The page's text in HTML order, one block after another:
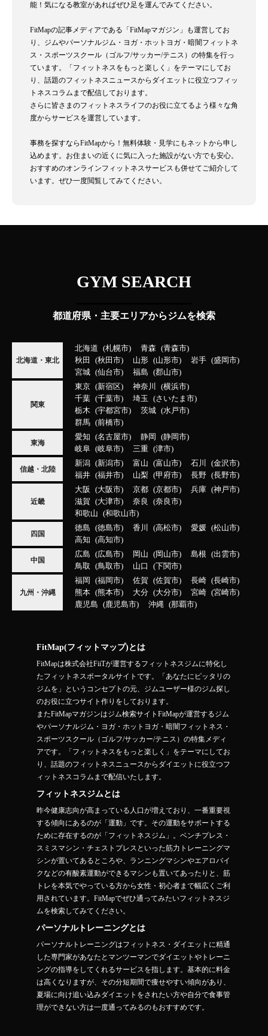
能！気になる教室があればぜひ足を運んでみてください。
FitMapの記事メディアである「FitMapマガジン」も運営してお
り、ジムやパーソナルジム・ヨガ・ホットヨガ・暗闇フィットネ
ス・スポーツスクール（ゴルフ/サッカー/テニス）の特集を行っ
ています。「フィットネスをもっと楽しく」をテーマにしてお
り、話題のフィットネスニュースからダイエットに役立つフィッ
トネスコラムまで配信しております。
さらに皆さまのフィットネスライフのお役に立てるよう様々な角
度からサービスを運営しています。
事務を探すならFitMapから！無料体験・見学にもネットから申し
込めます。お住まいの近くに気に入った施設がない方でも安心。
おすすめのオンラインフィットネスサービスも併せてご紹介して
います。ぜひ一度閲覧してみてください。
GYM SEARCH
都道府県・主要エリアからジムを検索
北海道・東北
北海道 札幌市 青森
青森市
秋田
秋田市 山形 山形市 岩手
盛岡市
宮城
仙台市 福島 郡山市
関東
東京 新宿区 神奈川
横浜市
千葉
千葉市 埼玉
さいたま市
栃木
宇都宮市 茨城
水戸市
群馬
前橋市
東海
愛知 名古屋市 静岡
静岡市
岐阜
岐阜市 三重 津市
信越・北陸
新潟 新潟市 富山 富山市 石川
金沢市
福井
福井市 山梨 甲府市 長野 長野市
近畿
大阪 大阪市 京都 京都市 兵庫
神戸市
滋賀
大津市 奈良
奈良市
和歌山
和歌山市
四国
徳島 徳島市 香川 高松市 愛媛
松山市
高知
高知市
中国
広島 広島市 岡山 岡山市 島根
出雲市
鳥取
鳥取市 山口 下関市
九州・沖縄
福岡 福岡市 佐賀 佐賀市 長崎
長崎市
熊本
熊本市 大分 大分市 宮崎
宮崎市
鹿児島
鹿児島市 沖縄 那覇市
FitMap(フィットマップ)とは
FitMapは株式会社FiiTが運営するフィットネスジムに特化し
たフィットネスポータルサイトです。「あなたにピッタリの
ジムを」というコンセプトの元、ジムユーザー様のジム探し
のお役に立つサイト作りをしております。
またFitMapマガジンはジム検索サイトFitMapが運営するジム
やパーソナルジム・ヨガ・ホットヨガ・暗闇フィットネス・
スポーツスクール（ゴルフ/サッカー/テニス）の特集メディ
アです。「フィットネスをもっと楽しく」をテーマにしてお
り、話題のフィットネスニュースからダイエットに役立つフ
ィットネスコラムまで配信いたします。
フィットネスジムとは
昨今健康志向が高まっている人口が増えており、一番重要視
する傾向にあるのが「運動」です。その運動をサポートする
ために存在するのが「フィットネスジム」。ベンチプレス・
スミスマシン・チェストプレスといった筋力トレーニングマ
シンが置いてあるところや、ランニングマシンやエアロバイ
クなどの有酸素運動ができるマシンも置いてあったりと、筋
トレを本気でやっている方から女性・初心者まで幅広くご利
用されています。FitMapでぜひ通ってみたいフィットネスジ
ムを検索してみてください。
パーソナルトレーニングとは
パーソナルトレーニングはフィットネス・ダイエットに精通
した専門家があなたとマンツーマンでダイエットやトレーニ
ングの指導をしてくれるサービスを指します。基本的に料金
は高くなりますが、その分短期間で痩せやすい傾向があり、
夏場に向け追い込みダイエットをされたい方や自分で食事管
理ができない方は一度通ってみるのもおすすめです。